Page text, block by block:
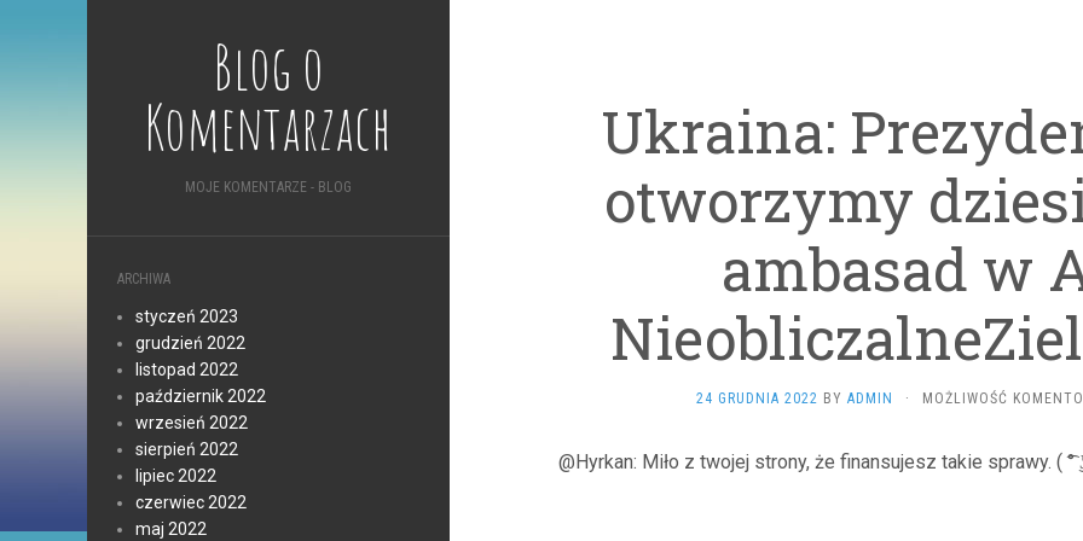
Blog o
Komentarzach
MOJE KOMENTARZE - BLOG
ARCHIWA
styczeń 2023
grudzień 2022
listopad 2022
październik 2022
wrzesień 2022
sierpień 2022
lipiec 2022
czerwiec 2022
maj 2022
Ukraina:
otworzymy
ambasad w
24 GRUDNIA 2022 BY ADMIN · MOŻLIWOŚĆ
@Hyrkan: Miło z twojej strony, że finansujesz takie sprawy. ( ͡°